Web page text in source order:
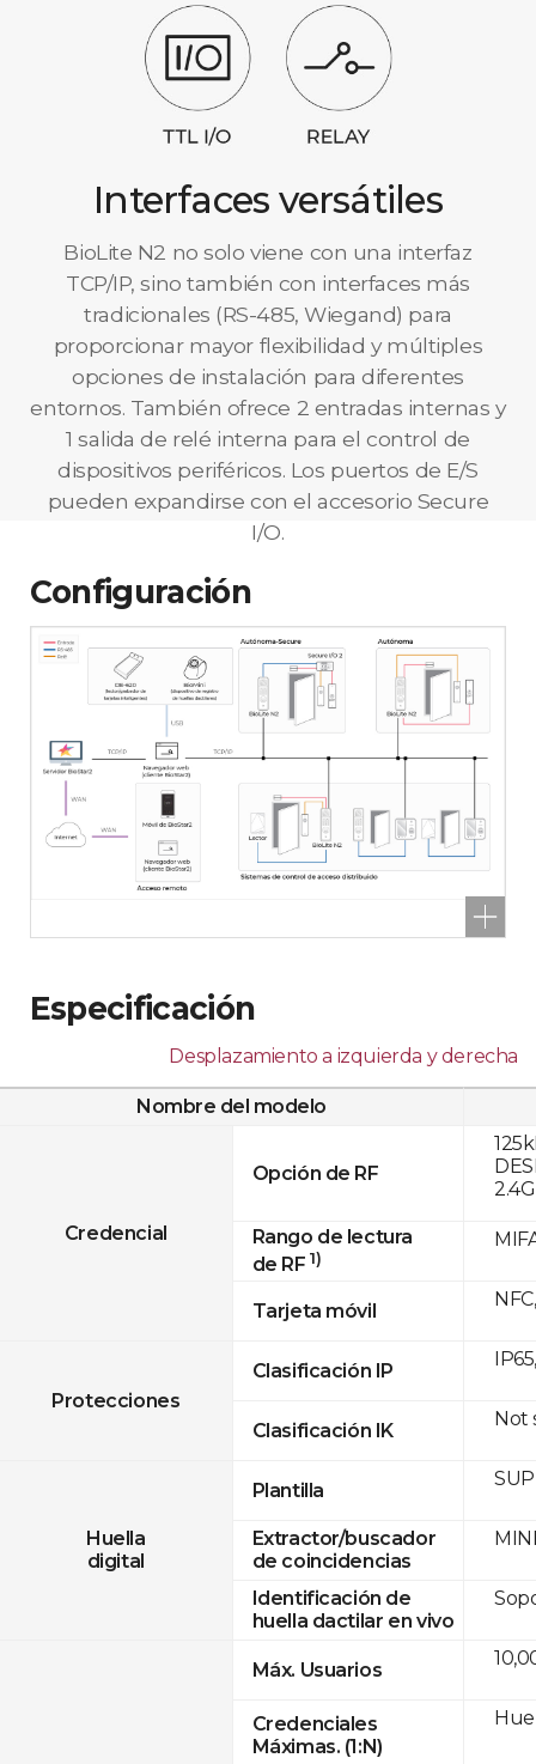
Interfaces versátiles
BioLite N2 no solo viene con una interfaz
TCP/IP, sino también con interfaces más
tradicionales (RS-485, Wiegand) para
proporcionar mayor flexibilidad y múltiples
opciones de instalación para diferentes
entornos. También ofrece 2 entradas internas y
1 salida de relé interna para el control de
dispositivos periféricos. Los puertos de E/S
pueden expandirse con el accesorio Secure
I/O.
Configuración
Especificación
Desplazamiento a izquierda y derecha
Nombre del modelo
Credencial
Opción de RF
Rango de lectura
de RF 1)
Tarjeta móvil
Protecciones
Clasificación IP
Clasificación IK
Huella
digital
Plantilla
Extractor/buscador
de coincidencias
Identificación de
huella dactilar en vivo
Máx. Usuarios
Credenciales
Máximas. (1:N)
Not